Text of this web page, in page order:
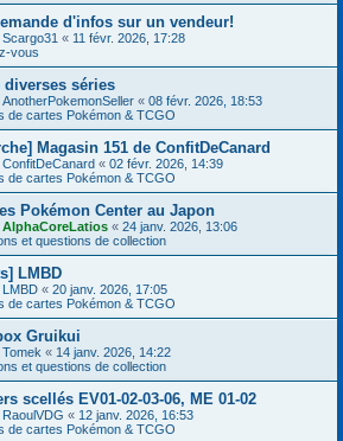
d'infos sur un vendeur!
Scargo31 « 11 févr. 2026, 17:28
vous
diverses séries
AnotherPokemonSeller « 08 févr. 2026, 18:53
de cartes Pokémon & TCGO
Magasin 151 de ConfitDeCanard
ConfitDeCanard « 02 févr. 2026, 14:39
de cartes Pokémon & TCGO
Pokémon Center au Japon
AlphaCoreLatios « 24 janv. 2026, 13:06
et questions de collection
LMBD
LMBD « 20 janv. 2026, 17:05
de cartes Pokémon & TCGO
Gruikui
Tomek « 14 janv. 2026, 14:22
et questions de collection
scellés EV01-02-03-06, ME 01-02
RaoulVDG « 12 janv. 2026, 16:53
de cartes Pokémon & TCGO